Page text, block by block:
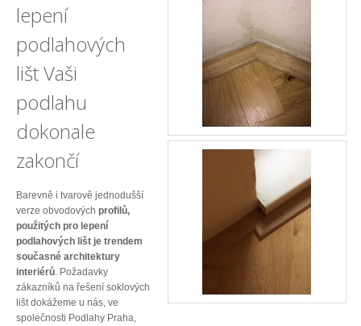
lepení
podlahových
lišt Vaši
podlahu
dokonale
zakončí
Barevně i tvarově jednodušší
verze obvodových profilů,
použitých pro lepení
podlahových lišt je trendem
současné architektury
interiérů. Požadavky
zákazníků na řešení soklových
lišt dokážeme u nás, ve
společnosti Podlahy Praha,